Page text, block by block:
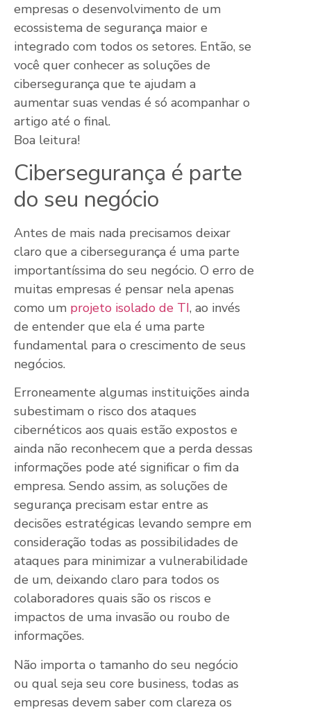
empresas o desenvolvimento de um
ecossistema de segurança maior e
integrado com todos os setores. Então, se
você quer conhecer as soluções de
cibersegurança que te ajudam a
aumentar suas vendas é só acompanhar o
artigo até o final.
Boa leitura!
Cibersegurança é parte
do seu negócio
Antes de mais nada precisamos deixar
claro que a cibersegurança é uma parte
importantíssima do seu negócio. O erro de
muitas empresas é pensar nela apenas
como um projeto isolado de TI, ao invés
de entender que ela é uma parte
fundamental para o crescimento de seus
negócios.
Erroneamente algumas instituições ainda
subestimam o risco dos ataques
cibernéticos aos quais estão expostos e
ainda não reconhecem que a perda dessas
informações pode até significar o fim da
empresa. Sendo assim, as soluções de
segurança precisam estar entre as
decisões estratégicas levando sempre em
consideração todas as possibilidades de
ataques para minimizar a vulnerabilidade
de um, deixando claro para todos os
colaboradores quais são os riscos e
impactos de uma invasão ou roubo de
informações.
Não importa o tamanho do seu negócio
ou qual seja seu core business, todas as
empresas devem saber com clareza os